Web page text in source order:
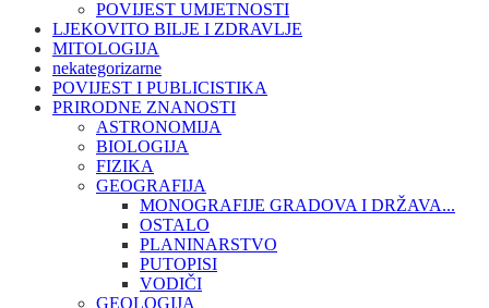
POVIJEST UMJETNOSTI
LJEKOVITO BILJE I ZDRAVLJE
MITOLOGIJA
nekategorizarne
POVIJEST I PUBLICISTIKA
PRIRODNE ZNANOSTI
ASTRONOMIJA
BIOLOGIJA
FIZIKA
GEOGRAFIJA
MONOGRAFIJE GRADOVA I DRŽAVA...
OSTALO
PLANINARSTVO
PUTOPISI
VODIČI
GEOLOGIJA